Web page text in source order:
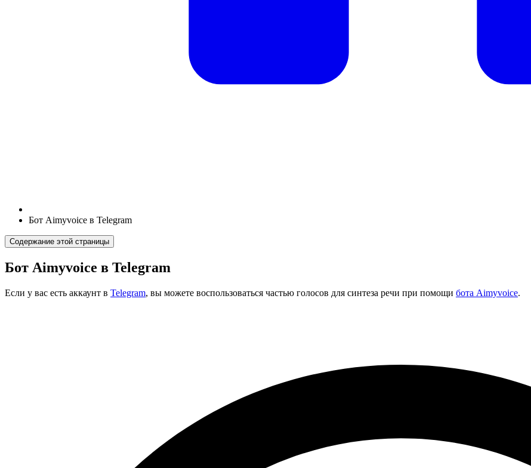
Бот Aimyvoice в Telegram
Содержание этой страницы
Бот Aimyvoice в Telegram
Если у вас есть аккаунт в Telegram, вы можете воспользоваться частью голосов для синтеза речи при помощи бота Aimyvoice.